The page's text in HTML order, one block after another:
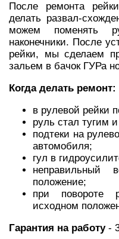
После ремонта
делать развал-
можем поменять
наконечники. После
рейки, мы сделаем
зальем в бачок ГУРа
Когда делать ремонт:
в рулевой рейки
руль стал тугим
подтеки на
автомобиля;
гул в
неправильный
положение;
при повороте
исходном
Гарантия на работу-